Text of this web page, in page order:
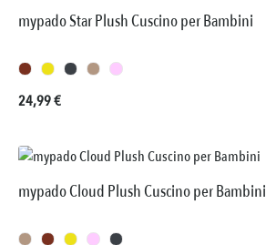
mypado Star Plush Cuscino per Bambini
Prezzo normale:
24,99 €
mypado Cloud Plush Cuscino per Bambini